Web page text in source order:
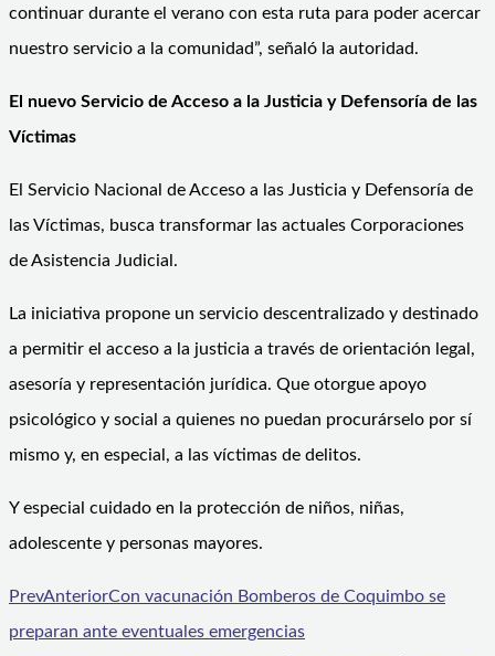
continuar durante el verano con esta ruta para poder acercar
nuestro servicio a la comunidad”, señaló la autoridad.
El nuevo Servicio de Acceso a la Justicia y Defensoría de las
Víctimas
El Servicio Nacional de Acceso a las Justicia y Defensoría de
las Víctimas, busca transformar las actuales Corporaciones
de Asistencia Judicial.
La iniciativa propone un servicio descentralizado y destinado
a permitir el acceso a la justicia a través de orientación legal,
asesoría y representación jurídica. Que otorgue apoyo
psicológico y social a quienes no puedan procurárselo por sí
mismo y, en especial, a las víctimas de delitos.
Y especial cuidado en la protección de niños, niñas,
adolescente y personas mayores.
PrevAnteriorCon vacunación Bomberos de Coquimbo se
preparan ante eventuales emergencias